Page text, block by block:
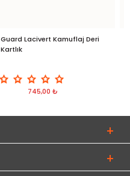
Guard Lacivert Kamuflaj Deri
Kartlık
745,00 ₺